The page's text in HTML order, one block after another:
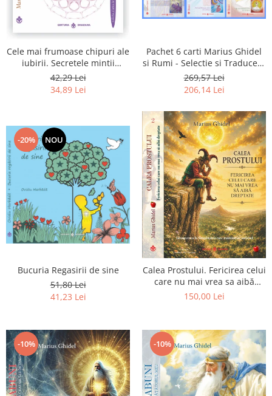
Cele mai frumoase chipuri ale
iubirii. Secretele mintii
omenesti in opera marelui
initiat, Rumi
42,29 Lei
34,89 Lei
Pachet 6 carti Marius Ghidel
si Rumi - Selectie si Traducere
de Marius Ghidel
269,57 Lei
206,14 Lei
-20% NOU
Bucuria Regasirii de sine
51,80 Lei
41,23 Lei
Calea Prostului. Fericirea celui
care nu mai vrea sa aibă
dreptate - Intoarcerea la
150,00 Lei
-10% -10%